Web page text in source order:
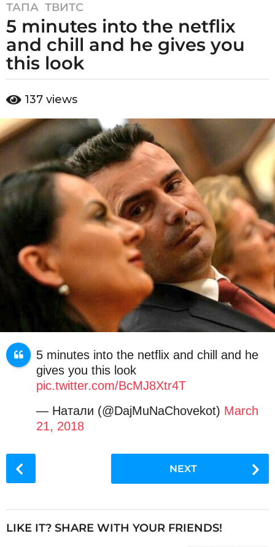
8
y
e
a
r
a
o
8
a
r
ТАПА ,ТВИТС
5 minutes into the netflix
and chill and he gives you
this look
y
a
d
m
i
137 views
5 minutes into the netflix and chill and he
gives you this look
pic.twitter.com/BcMJ8Xtr4T
— Натали (@DajMuNaChovekot) March
21, 2018
o
P
NEXT
LIKE IT? SHARE WITH YOUR FRIENDS!